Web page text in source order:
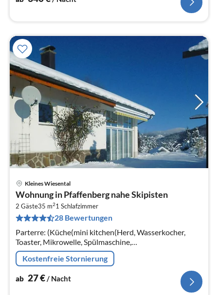
Kleines Wiesental
Wohnung in Pfaffenberg nahe Skipisten
2 Gäste35 m21 Schlafzimmer
28 Bewertungen
Parterre: (Küche(mini kitchen(Herd, Wasserkocher,
Toaster, Mikrowelle, Spülmaschine,
Kühl-/Gefrierkombination), Esstisch, Kochplatte),
Badezimmer(Dusche, Toilette), Abstellraum)
Kostenfreie Stornierung
ab 27€/ Nacht